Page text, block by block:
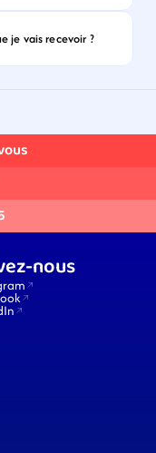
je vais recevoir ?
nous